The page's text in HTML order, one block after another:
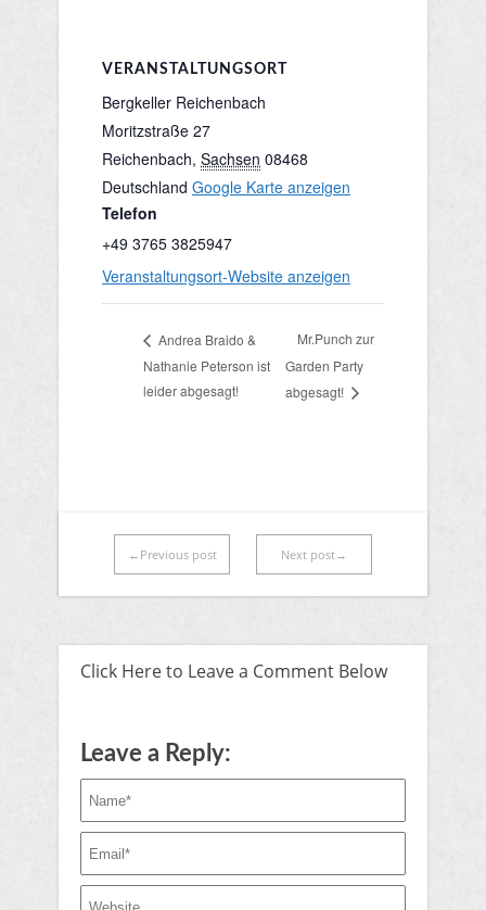
VERANSTALTUNGSORT
Bergkeller Reichenbach
Moritzstraße 27
Reichenbach, Sachsen 08468
Deutschland Google Karte anzeigen
Telefon
+49 3765 3825947
Veranstaltungsort-Website anzeigen
Andrea Braido &
Nathanie Peterson ist
leider abgesagt!
Mr.Punch zur
Garden Party
abgesagt!
←Previous post Next post→
Click Here to Leave a Comment Below
Leave a Reply: